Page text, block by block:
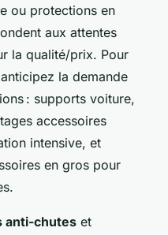
ou protections en
aux attentes
la qualité/prix. Pour
la demande
: supports voiture,
accessoires
intensive, et
en gros pour
anti-chutes et